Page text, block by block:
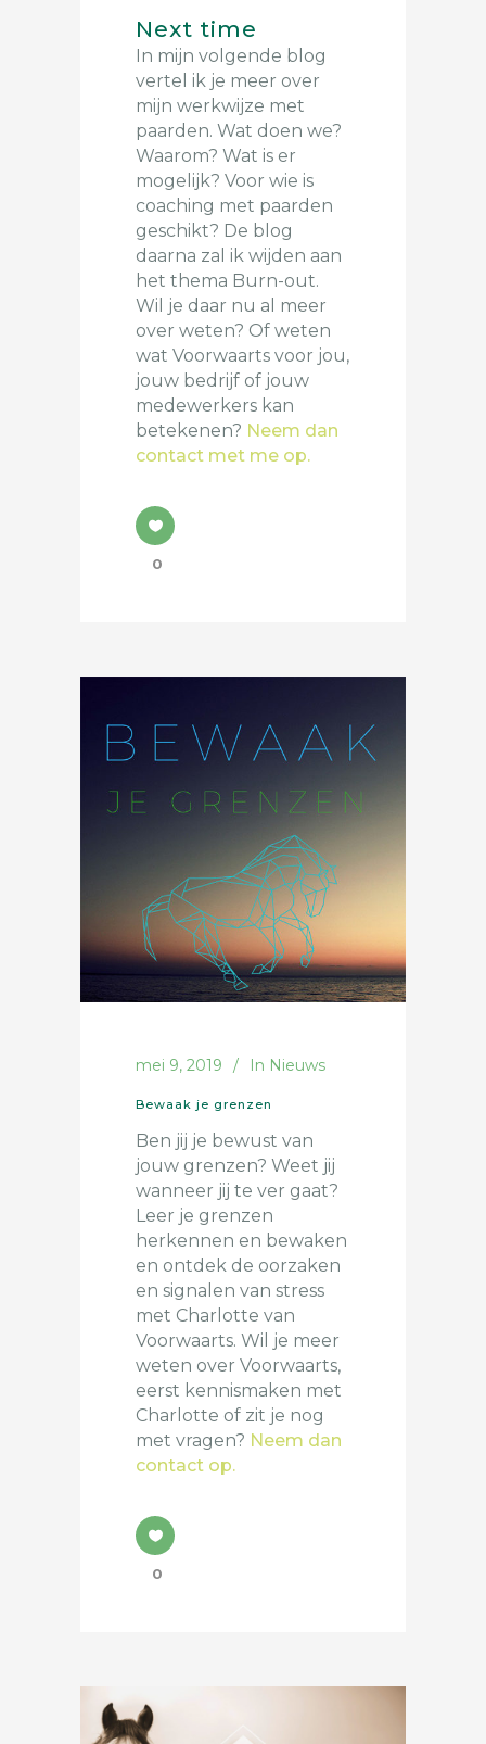
Next time
In mijn volgende blog
vertel ik je meer over
mijn werkwijze met
paarden. Wat doen we?
Waarom? Wat is er
mogelijk? Voor wie is
coaching met paarden
geschikt? De blog
daarna zal ik wijden aan
het thema Burn-out.
Wil je daar nu al meer
over weten? Of weten
wat Voorwaarts voor jou,
jouw bedrijf of jouw
medewerkers kan
betekenen? Neem dan
contact met me op.
0
mei 9, 2019 In Nieuws
Bewaak je grenzen
Ben jij je bewust van
jouw grenzen? Weet jij
wanneer jij te ver gaat?
Leer je grenzen
herkennen en bewaken
en ontdek de oorzaken
en signalen van stress
met Charlotte van
Voorwaarts. Wil je meer
weten over Voorwaarts,
eerst kennismaken met
Charlotte of zit je nog
met vragen? Neem dan
contact op.
0